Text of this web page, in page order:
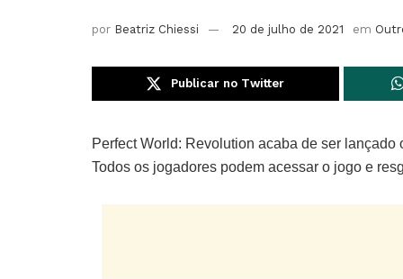
por Beatriz Chiessi 20 de julho de 2021 em
Publicar no Twitter
Perfect World: Revolution acaba de ser
Todos os jogadores podem acessar o jogo e